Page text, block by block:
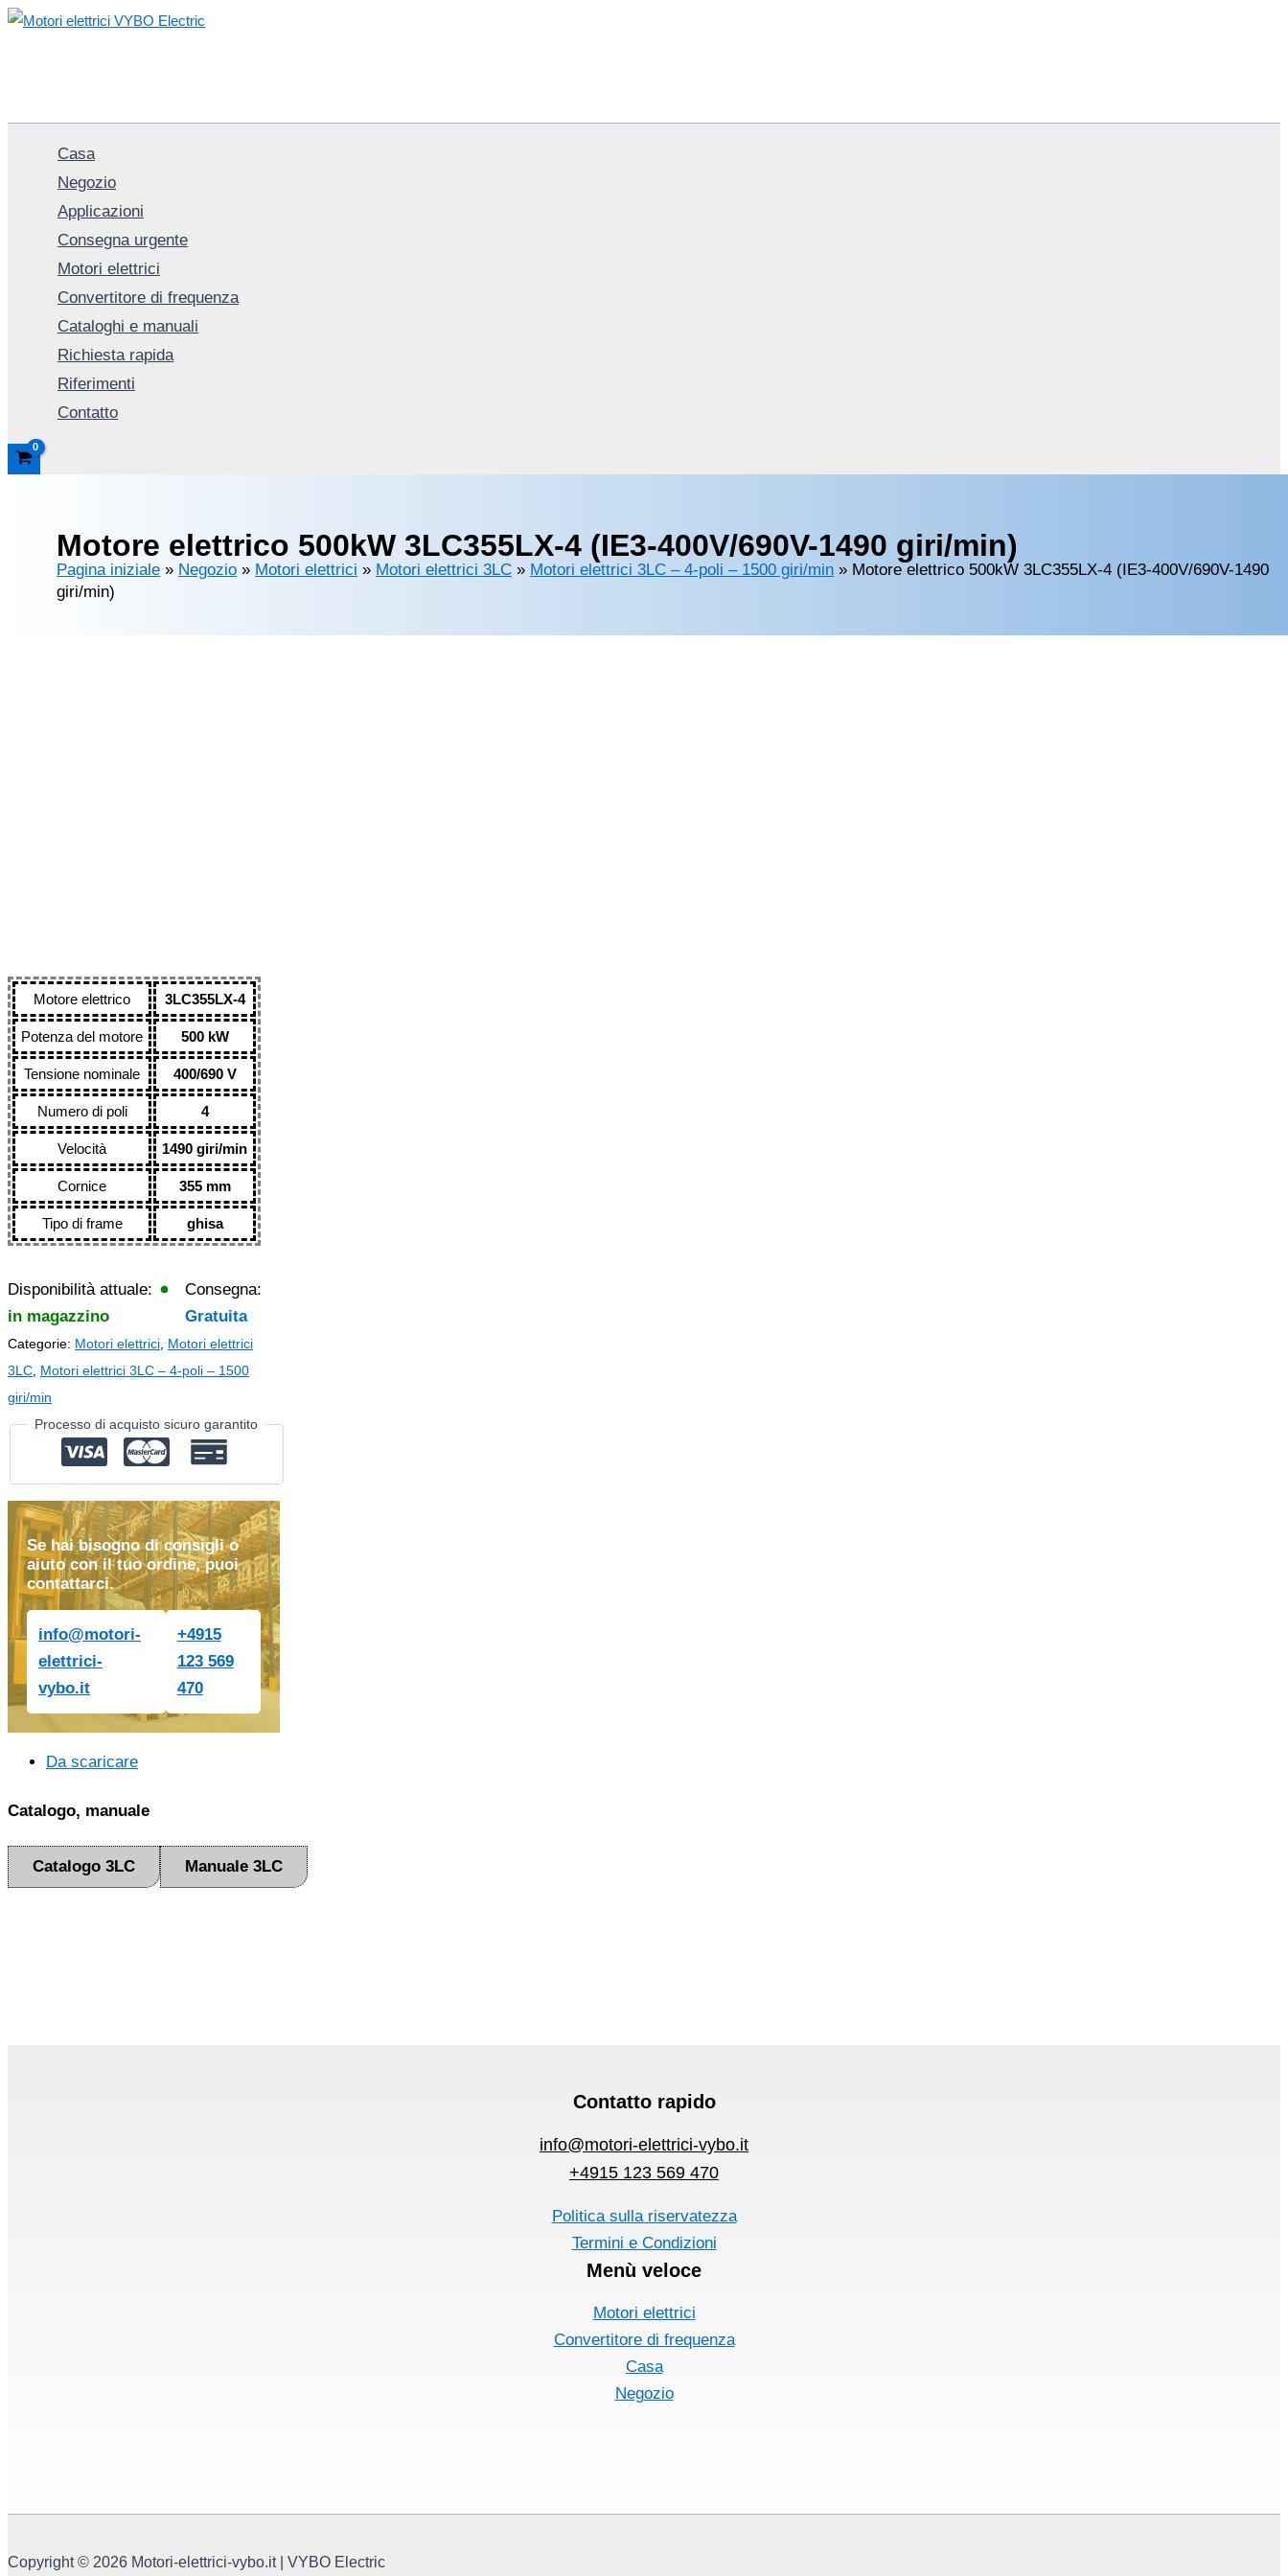
Vai
Casa
Negozio
Applicazioni
Consegna urgente
Motori elettrici
Convertitore di frequenza
Cataloghi e manuali
Richiesta rapida
Riferimenti
Contatto
Motore elettrico 500kW 3LC355LX-4 (IE3-400V/690V-1490 giri/min)
Pagina iniziale » Negozio » Motori elettrici » Motori elettrici 3LC » Motori elettrici 3LC – 4-poli – 1500 giri/min » Motore elettrico 500kW 3LC355LX-4 (IE3-400V/690V-1490
giri/min)
Motore elettrico 3LC355LX-4
Potenza del motore 500 kW
Tensione nominale 400/690 V
Numero di poli 4
Velocità 1490 giri/min
Cornice 355 mm
Tipo di frame ghisa
Disponibilità attuale:
in magazzino
Consegna:
Gratuita
Categorie: Motori elettrici, Motori elettrici
3LC, Motori elettrici 3LC – 4-poli – 1500
giri/min
Processo di acquisto sicuro garantito
Se hai bisogno di consigli o
aiuto con il tuo ordine, puoi
contattarci.
info@motori-
elettrici-
vybo.it
+4915
123 569
470
Da scaricare
Catalogo, manuale
Catalogo 3LC Manuale 3LC
Contatto rapido
info@motori-elettrici-vybo.it
+4915 123 569 470
Politica sulla riservatezza
Termini e Condizioni
Menù veloce
Motori elettrici
Convertitore di frequenza
Casa
Negozio
Copyright © 2026 Motori-elettrici-vybo.it | VYBO Electric